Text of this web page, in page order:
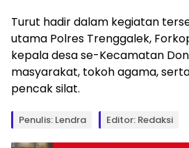
Turut hadir dalam kegiatan
utama Polres Trenggalek,
kepala desa se-Kecamatan
masyarakat, tokoh agama,
pencak silat.
Penulis: Lendra Editor: Redaksi